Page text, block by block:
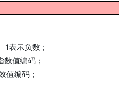
表示负数；
值编码；
值编码；